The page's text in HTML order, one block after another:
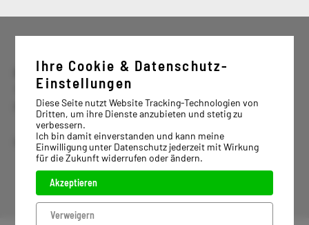
Block & Mohr GmbH Industrievertrieb
Tel. +49 5451 8979-0
Fax: +49 5451 8979-79
info@block-mohr.com
IMPRESSUM
DATENSCHUTZ
Ihre Cookie & Datenschutz-
Einstellungen
Diese Seite nutzt Website Tracking-Technologien von
Dritten, um ihre Dienste anzubieten und stetig zu
verbessern.
Ich bin damit einverstanden und kann meine
Einwilligung unter Datenschutz jederzeit mit Wirkung
für die Zukunft widerrufen oder ändern.
Akzeptieren
Verweigern